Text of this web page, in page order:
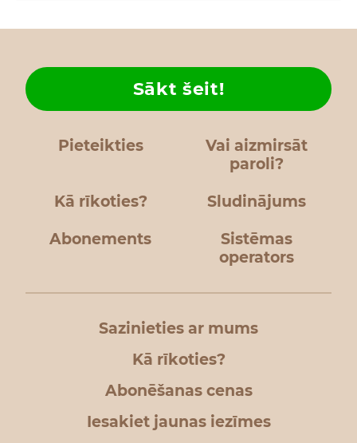
Pieteikties
Vai aizmirsāt
paroli?
Kā rīkoties?
Sākt šeit!
Sludinājums
Abonements
Sistēmas
operators
Sazinieties ar mums
Kā rīkoties?
Abonēšanas cenas
Iesakiet jaunas iezīmes